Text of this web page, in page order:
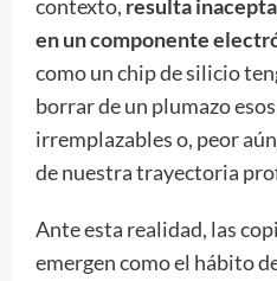
contexto, resulta
en un componente
como un chip de silicio
borrar de un plumazo
irremplazables o, peor
de nuestra trayectoria
Ante esta realidad, las
emergen como el hábito